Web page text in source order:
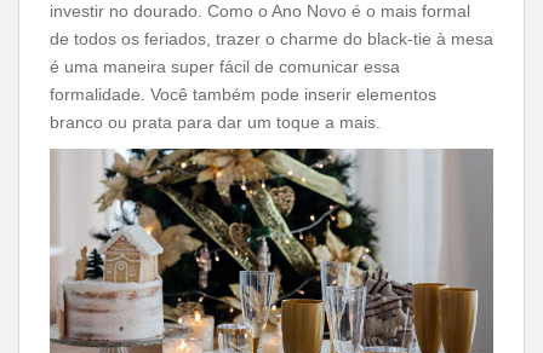
investir no dourado. Como o Ano Novo é o mais formal
de todos os feriados, trazer o charme do black-tie à mesa
é uma maneira super fácil de comunicar essa
formalidade. Você também pode inserir elementos
branco ou prata para dar um toque a mais.